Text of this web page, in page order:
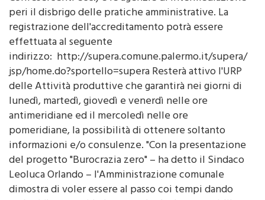
registrazione dell'accreditamento potrà essere
effettuata al seguente
indirizzo: http://supera.comune.palermo.it/supera/
jsp/home.do?sportello=supera Resterà attivo l'URP
delle Attività produttive che garantirà nei giorni di
lunedì, martedì, giovedì e venerdì nelle ore
antimeridiane ed il mercoledì nelle ore
pomeridiane, la possibilità di ottenere soltanto
informazioni e/o consulenze. "Con la presentazione
del progetto "Burocrazia zero" – ha detto il Sindaco
Leoluca Orlando – l'Amministrazione comunale
dimostra di voler essere al passo coi tempi dando
così addio a vecchie incrostazioni e inaccettabili